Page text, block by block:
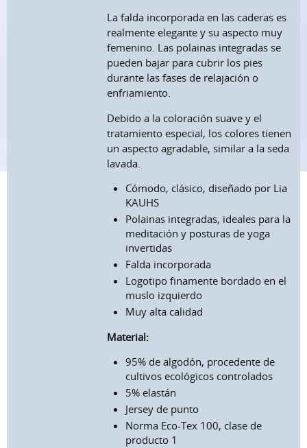
La falda incorporada en las caderas es
realmente elegante y su aspecto muy
femenino. Las polainas integradas se
pueden bajar para cubrir los pies
durante las fases de relajación o
enfriamiento.
Debido a la coloración suave y el
tratamiento especial, los colores tienen
un aspecto agradable, similar a la seda
lavada.
Cómodo, clásico, diseñado por Lia
KAUHS
Polainas integradas, ideales para la
meditación y posturas de yoga
invertidas
Falda incorporada
Logotipo finamente bordado en el
muslo izquierdo
Muy alta calidad
Material:
95% de algodón, procedente de
cultivos ecológicos controlados
5% elastán
Jersey de punto
Norma Eco-Tex 100, clase de
producto 1